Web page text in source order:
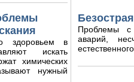
здоровьем в
искать
химических
нужный
Проблемы с
аварий,